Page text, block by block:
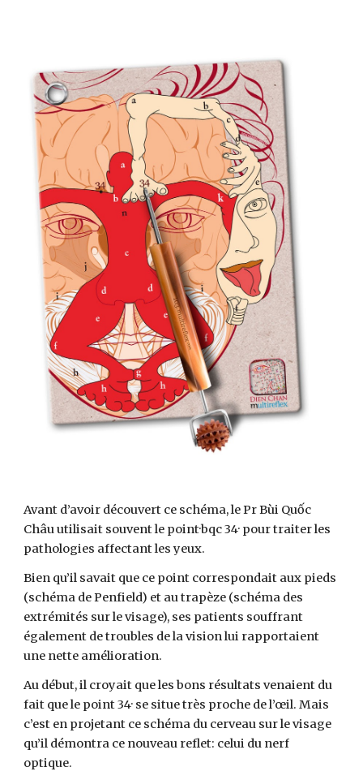
Avant d’avoir découvert ce schéma, le Pr Bùi Quốc
Châu utilisait souvent le point·bqc 34· pour traiter les
pathologies affectant les yeux.
Bien qu’il savait que ce point correspondait aux pieds
(schéma de Penfield) et au trapèze (schéma des
extrémités sur le visage), ses patients souffrant
également de troubles de la vision lui rapportaient
une nette amélioration.
Au début, il croyait que les bons résultats venaient du
fait que le point 34· se situe très proche de l’œil. Mais
c’est en projetant ce schéma du cerveau sur le visage
qu’il démontra ce nouveau reflet: celui du nerf
optique.